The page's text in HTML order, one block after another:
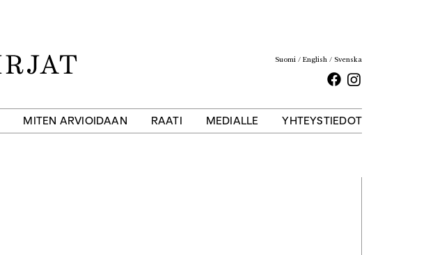
Suomi English Svenska
Facebook
MITEN ARVIOIDAAN RAATI MEDIALLE YHTEYSTIEDOT